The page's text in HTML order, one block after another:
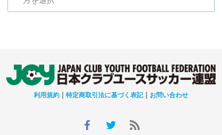
利用規約 特定商取引法に基づく表記| お問い合わせ